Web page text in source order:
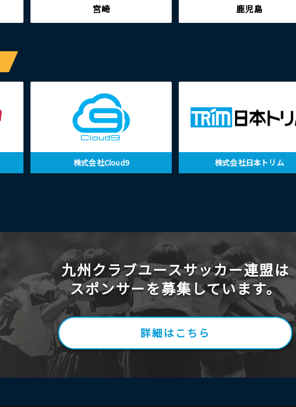
宮崎 鹿児島
株式会社Cloud9 株式会社日本トリム
九州クラブユースサッカー連盟は
スポンサーを募集しています。
詳細はこちら